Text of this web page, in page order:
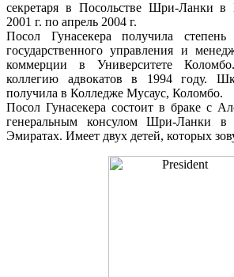
секретаря в Посольстве Шри-Ланки в
2001 г. по апрель 2004 г.
Посол Гунасекера получила
государственного управления и
коммерции в Университете
коллегию адвокатов в 1994 году.
получила в Колледже Мусаус, Коломбо.
Посол Гунасекера состоит в браке с
генеральным консулом Шри-Ланки
Эмиратах. Имеет двух детей, которых